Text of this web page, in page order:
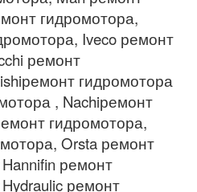
гидромотора,
Iveco ремонт
ремонт
гидромотора
, Nachiремонт
гидромотора,
Orsta ремонт
ремонт
ремонт